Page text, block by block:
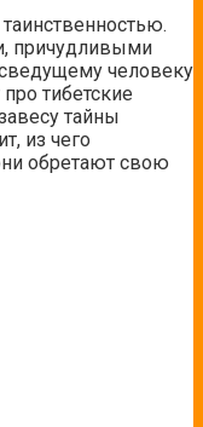
причудливыми
человеку
тибетские
тайны
из чего
обретают свою